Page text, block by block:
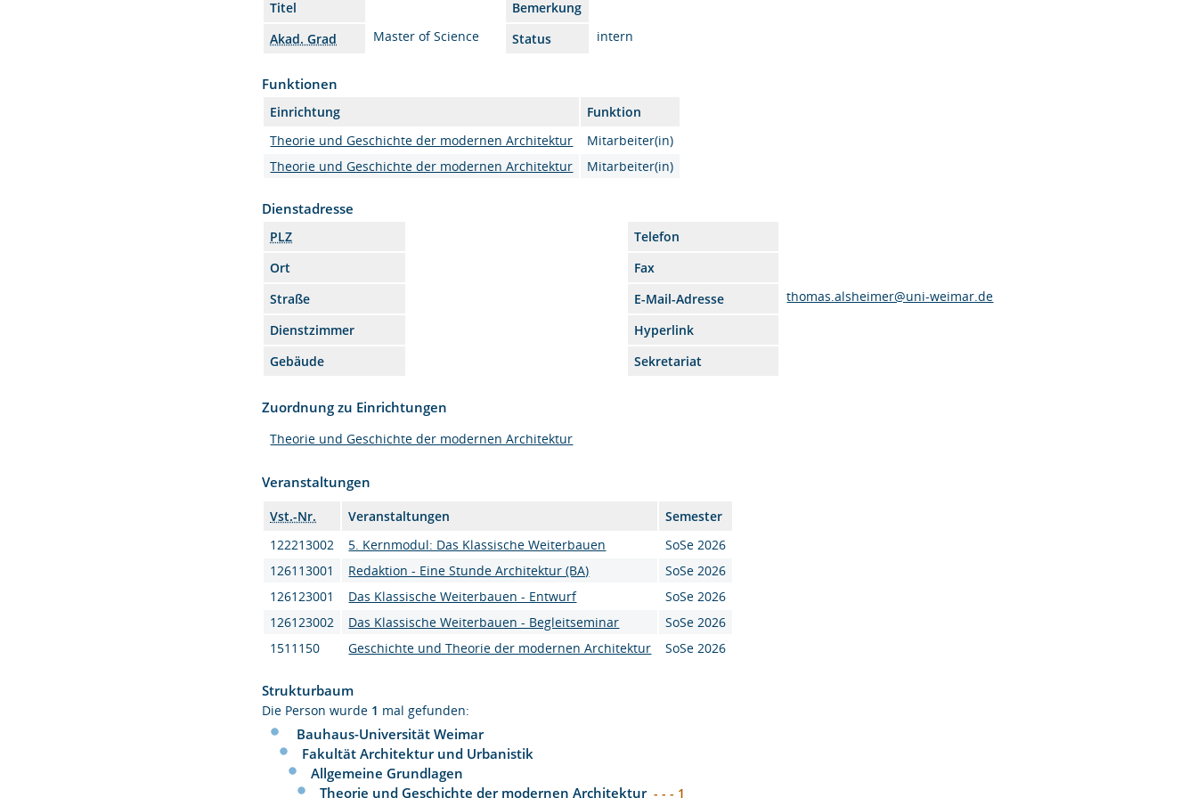
Titel
Bemerkung
Akad. Grad
Master of Science Status intern
Funktionen
Einrichtung
Funktion
Theorie und Geschichte der modernen Architektur
Mitarbeiter(in)
Theorie und Geschichte der modernen Architektur
Mitarbeiter(in)
Dienstadresse
PLZ
Telefon
Ort
Fax
Straße
E-Mail-Adresse
thomas.alsheimer@uni-weimar.de
Dienstzimmer
Hyperlink
Gebäude
Sekretariat
Zuordnung zu Einrichtungen
Theorie und Geschichte der modernen Architektur
Veranstaltungen
Vst.-Nr. Veranstaltungen
Semester
122213002
5. Kernmodul: Das Klassische Weiterbauen
SoSe 2026
126113001
Redaktion - Eine Stunde Architektur (BA)
SoSe 2026
126123001
Das Klassische Weiterbauen - Entwurf
SoSe 2026
126123002
Das Klassische Weiterbauen - Begleitseminar
SoSe 2026
1511150
Geschichte und Theorie der modernen Architektur SoSe 2026
Strukturbaum
Die Person wurde 1 mal gefunden:
Bauhaus-Universität Weimar
Fakultät Architektur und Urbanistik
Allgemeine Grundlagen
Theorie und Geschichte der modernen Architektur - - - 1